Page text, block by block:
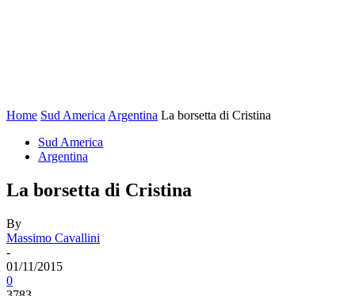
Home Sud America Argentina La borsetta di Cristina
Sud America
Argentina
La borsetta di Cristina
By
Massimo Cavallini
-
01/11/2015
0